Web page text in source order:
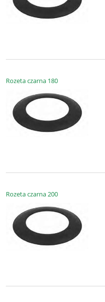
Rozeta czarna 180
Rozeta czarna 200